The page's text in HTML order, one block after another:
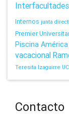
Interfacultades
Internos junta
Premier
Piscina
vacacional
Teresita Izaguirre UC
Contacto